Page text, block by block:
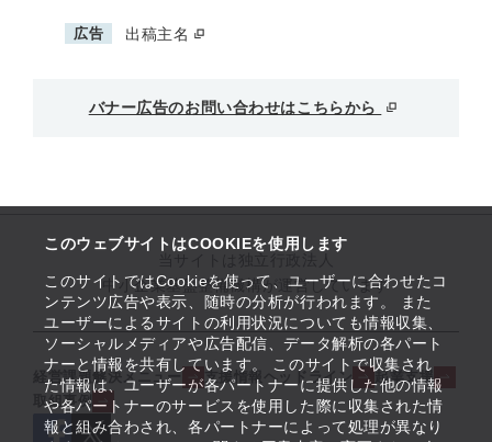
このウェブサイトはCOOKIEを使用します
このサイトではCookieを使って、ユーザーに合わせたコ
ンテンツ広告や表示、随時の分析が行われます。 また
ユーザーによるサイトの利用状況についても情報収集、
ソーシャルメディアや広告配信、データ解析の各パート
ナーと情報を共有しています。 このサイトで収集され
た情報は、ユーザーが各パートナーに提供した他の情報
や各パートナーのサービスを使用した際に収集された情
報と組み合わされ、各パートナーによって処理が異なり
広告 出稿主名
バナー広告のお問い合わせはこちらから
中小企業基盤整備機構が運営しています
経営課題解決メニュー 支援情報ヘッドライン
起業支援
取組事例